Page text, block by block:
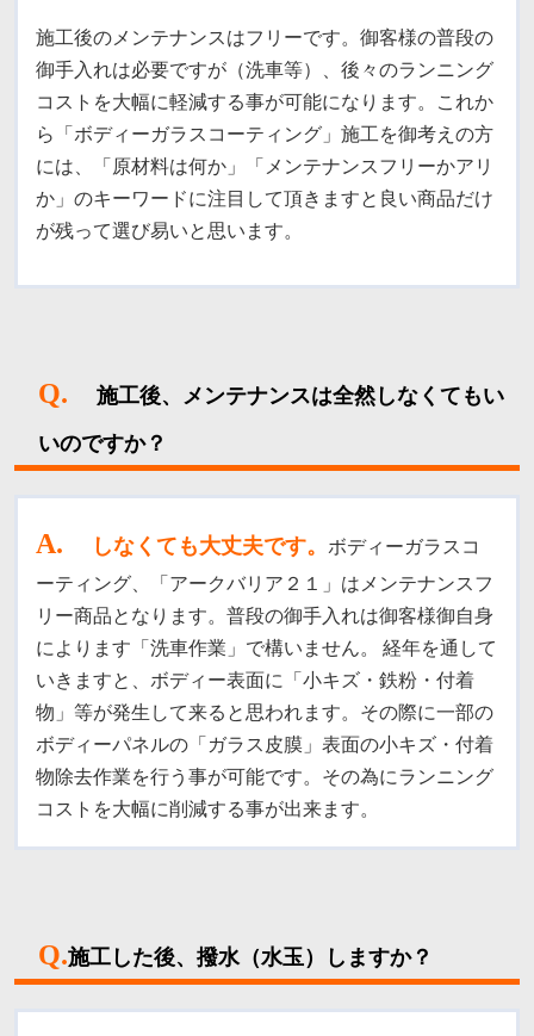
施工後のメンテナンスはフリーです。御客様の普段の
御手入れは必要ですが（洗車等）、後々のランニング
コストを大幅に軽減する事が可能になります。
これか
ら「ボディーガラスコーティング」施工を御考えの方
には、「原材料は何か」「メンテナンスフリーかアリ
か」のキーワードに注目して頂きますと良い商品だけ
が残って選び易いと思います。
Q.
施工後、メンテナンスは全然しなくてもい
いのですか？
A. しなくても大丈夫です。
ボディーガラスコ
ーティング、「アークバリア２１」はメンテナンスフ
リー商品となります。 普段の御手入れは御客様御自身
によります「洗車作業」で構いません。
経年を通して
いきますと、ボディー表面に「小キズ・鉄粉・付着
物」等が発生して来ると思われます。その際に一部の
ボディーパネルの「ガラス皮膜」表面の小キズ・付着
物除去作業を行う事が可能です。その為にランニング
コストを大幅に削減する事が出来ます。
Q.施工した後、撥水（水玉）しますか？